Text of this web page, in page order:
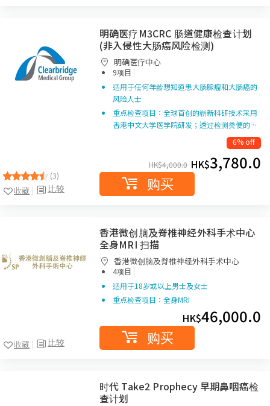
(3)
比较
收藏
明确医疗M3CRC 肠道健康检查计划
(非入侵性大肠癌风险检测)
明确医疗中心
9项目 |
适用于任何年龄想知道患大肠腺瘤和大肠癌的
风险人士
重点检查项目：全球首创的崭新科研技术采用
香港中文大学医学院研发；透过检测粪便的…
6% off
HK$4,000.0 HK$3,780.0
购买
比较
收藏
香港微创脑及脊椎神经外科手术中心
全身MRI 扫描
香港微创脑及脊椎神经外科手术中心
4项目 |
适用于18岁或以上男士及女士
重点检查项目：全身MRI
HK$46,000.0
购买
时代 Take2 Prophecy 早期鼻咽癌检
查计划